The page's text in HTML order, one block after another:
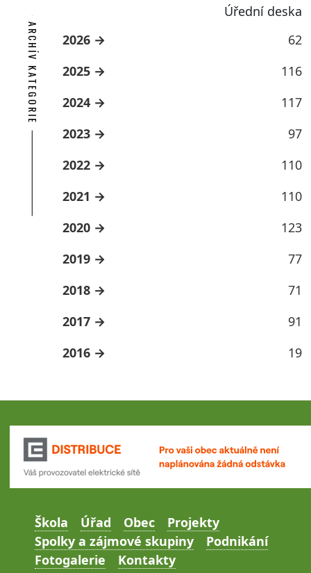
Úřední deska
ARCHÍV KATEGORIE 2026
62
2025
116
2024
117
2023
97
2022
110
2021
110
2020
123
2019
77
2018
71
2017
91
2016
19
Škola Úřad Obec
Projekty
Spolky a zájmové skupiny
Podnikání
Fotogalerie
Kontakty